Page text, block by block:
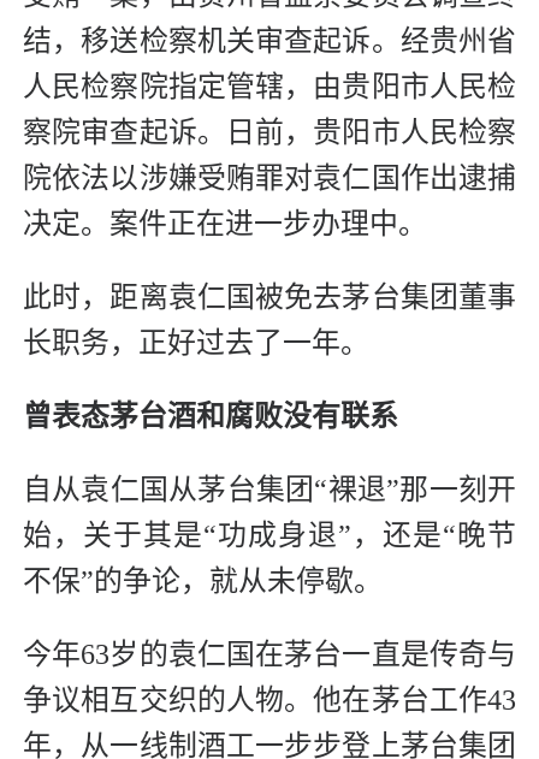
结，移送检察机关审查起诉。经贵州省
人民检察院指定管辖，由贵阳市人民检
察院审查起诉。日前，贵阳市人民检察
院依法以涉嫌受贿罪对袁仁国作出逮捕
决定。案件正在进一步办理中。
此时，距离袁仁国被免去茅台集团董事
长职务，正好过去了一年。
曾表态茅台酒和腐败没有联系
自从袁仁国从茅台集团“裸退”那一刻开
始，关于其是“功成身退”，还是“晚节
不保”的争论，就从未停歇。
今年63岁的袁仁国在茅台一直是传奇与
争议相互交织的人物。他在茅台工作43
年，从一线制酒工一步步登上茅台集团